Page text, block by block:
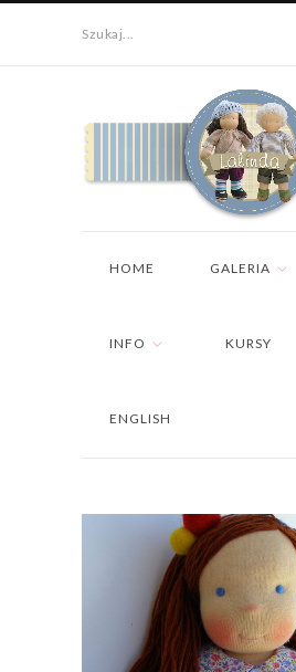
Szukaj...
HOME GALERIA
INFO KURSY
ENGLISH